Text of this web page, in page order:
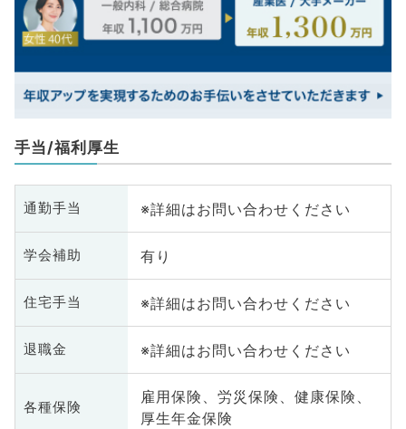
手当/福利厚生
通勤手当 ※詳細はお問い合わせください
学会補助 有り
住宅手当 ※詳細はお問い合わせください
退職金 ※詳細はお問い合わせください
各種保険
雇用保険、労災保険、健康保険、
厚生年金保険